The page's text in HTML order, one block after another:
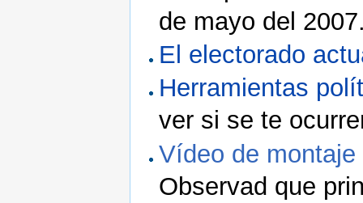
de mayo del
El electorado
Herramientas
ver si se te
Vídeo de
Observad que